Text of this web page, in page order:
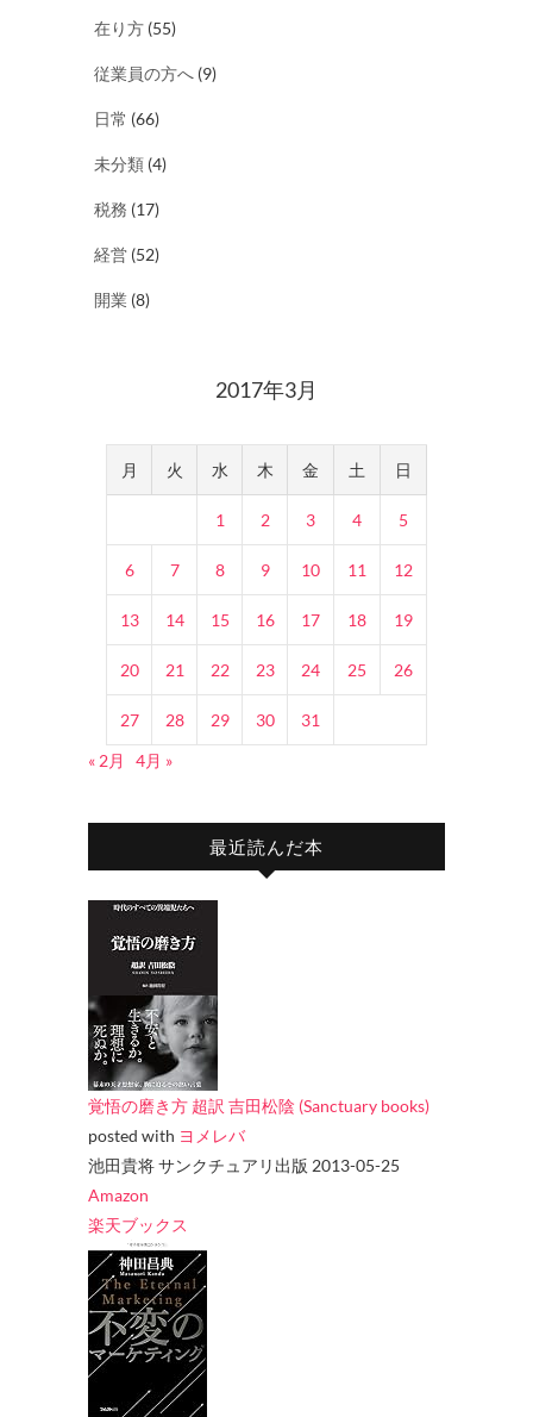
在り方 (55)
従業員の方へ (9)
日常 (66)
未分類 (4)
税務 (17)
経営 (52)
開業 (8)
2017年3月
月 火 水 木 金 土 日
1 2 3 4 5
6 7 8 9 10 11 12
13 14 15 16 17 18 19
20 21 22 23 24 25 26
27 28 29 30
31
« 2月
4月 »
最近読んだ本
覚悟の磨き方 超訳 吉田松陰 (Sanctuary books)
posted with ヨメレバ
池田貴将 サンクチュアリ出版 2013-05-25
Amazon
楽天ブックス